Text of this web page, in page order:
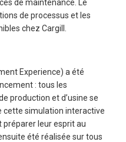
de maintenance. Le
de processus et les
chez Cargill.
Experience) a été
: tous les
production et d’usine se
cette simulation interactive
préparer leur esprit au
été réalisée sur tous